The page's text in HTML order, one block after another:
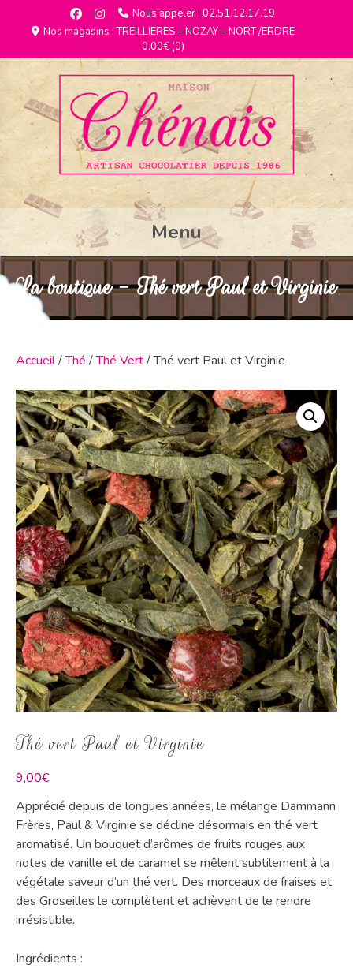
Nous appeler : 02.51.12.17.19
Nos magasins : TREILLIERES – NOZAY – NORT /ERDRE
0,00€(0)
Menu
La boutique - Thé vert Paul et Virginie
Accueil/Thé /Thé Vert/ Thé vert Paul et Virginie
Thé vert Paul et Virginie
9,00€
Apprécié depuis de longues années, le mélange Dammann
Frères, Paul & Virginie se décline désormais en thé vert
aromatisé. Un bouquet d’arômes de fruits rouges aux
notes de vanille et de caramel se mêlent subtilement à la
végétale saveur d’un thé vert. Des morceaux de fraises et
des Groseilles le complètent et achèvent de le rendre
irrésistible.
Ingrédients :